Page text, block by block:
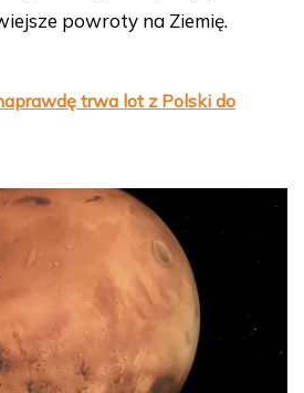
powroty na Ziemię.
trwa lot z Polski do